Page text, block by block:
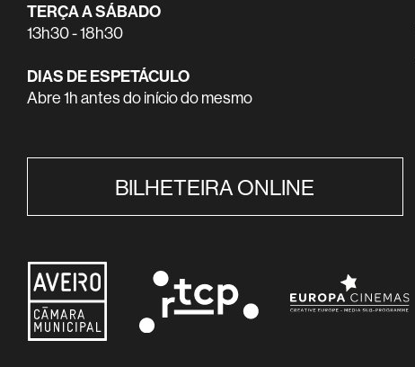
TERÇA A SÁBADO
13h30 - 18h30
DIAS DE ESPETÁCULO
Abre 1h antes do início do mesmo
BILHETEIRA ONLINE